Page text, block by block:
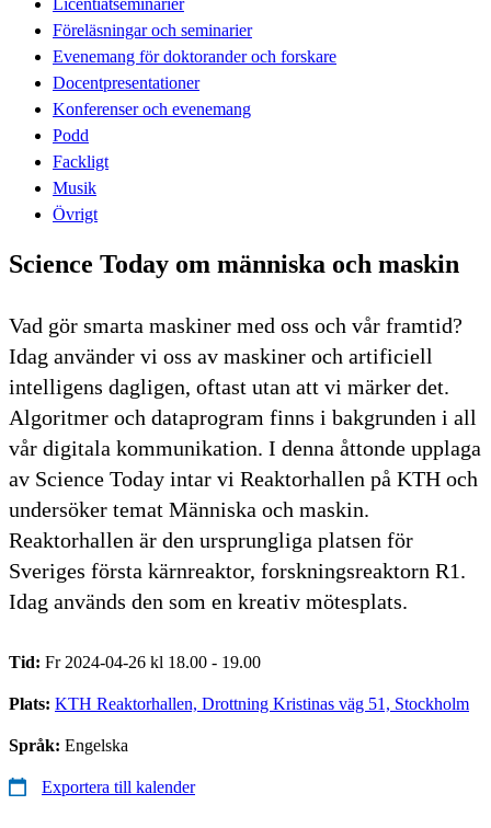
Föreläsningar och seminarier
Evenemang för doktorander och forskare
Docentpresentationer
Konferenser och evenemang
Podd
Fackligt
Musik
Övrigt
Science Today om människa och maskin
Vad gör smarta maskiner med oss och vår framtid?
Idag använder vi oss av maskiner och artificiell
intelligens dagligen, oftast utan att vi märker det.
Algoritmer och dataprogram finns i bakgrunden i all
vår digitala kommunikation. I denna åttonde upplaga
av Science Today intar vi Reaktorhallen på KTH och
undersöker temat Människa och maskin.
Reaktorhallen är den ursprungliga platsen för
Sveriges första kärnreaktor, forskningsreaktorn R1.
Idag används den som en kreativ mötesplats.
Tid: Fr 2024-04-26 kl 18.00 - 19.00
Plats: KTH Reaktorhallen, Drottning Kristinas väg 51, Stockholm
Språk: Engelska
Exportera till kalender